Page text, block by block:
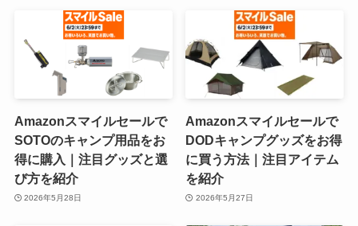
Amazonスマイルセールで
SOTOのキャンプ用品をお
得に購入｜注目グッズと選
び方を紹介
2026年5月28日
Amazonスマイルセールで
DODキャンプグッズをお得
に買う方法｜注目アイテム
を紹介
2026年5月27日